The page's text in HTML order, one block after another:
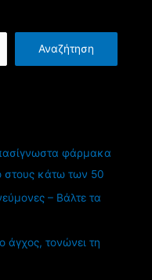
Αναζήτηση
φάρμακα
στους κάτω των 50
– Βάλτε τα
άγχος, τονώνει τη